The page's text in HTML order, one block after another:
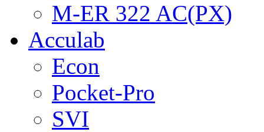
M-ER 322 AC(PX)
Acculab
Econ
Pocket-Pro
SVI